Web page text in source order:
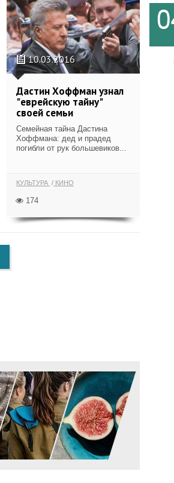
10.03.2016
Дастин Хоффман узнал
"еврейскую тайну"
своей семьи
Семейная тайна Дастина
Хоффмана: дед и прадед
погибли от рук большевиков...
КУЛЬТУРА КИНО
174